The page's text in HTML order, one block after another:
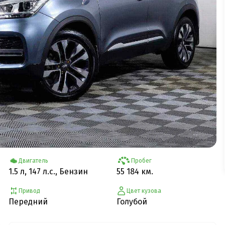
Двигатель
1.5 л, 147 л.с., Бензин
Привод
Передний
Пробег
55 184 км.
Цвет кузова
Голубой